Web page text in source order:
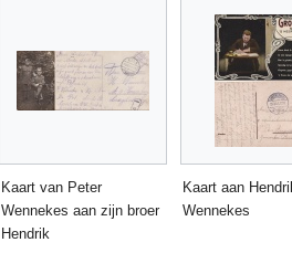
Kaart van Peter
Wennekes aan zijn broer
Hendrik
Kaart aan
Wennekes